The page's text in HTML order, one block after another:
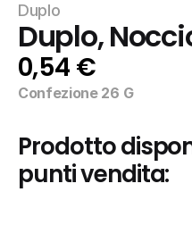
Duplo
Duplo,
0,54 €
Confezione 26 G
Prodotto
punti vendita: